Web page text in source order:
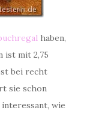
haben,
ist mit 2,75
bei recht
sie schon
wie